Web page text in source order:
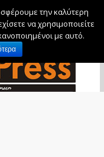
2026
την καλύτερη
να χρησιμοποιείτε
με αυτό.